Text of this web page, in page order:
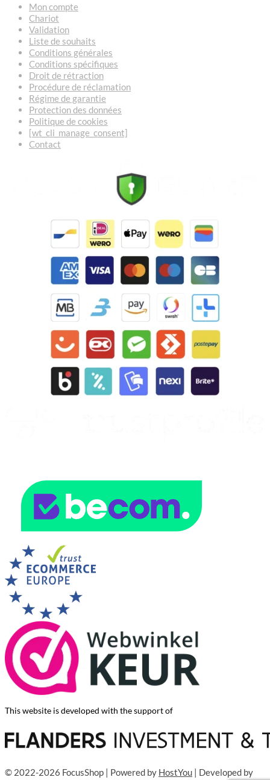
Mon compte
Chariot
Validation
Liste de souhaits
Conditions générales
Conditions spécifiques
Droit de rétraction
Procédure de réclamation
Régime de garantie
Protection des données
Politique de cookies
[wt_cli_manage_consent]
Contact
This website is developed with the support of
© 2022-2026 FocusShop | Powered by HostYou | Developed by